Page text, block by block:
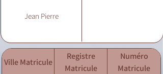
Jean Pierre
Ville Matricule
Registre
Matricule
Numéro
Matricule